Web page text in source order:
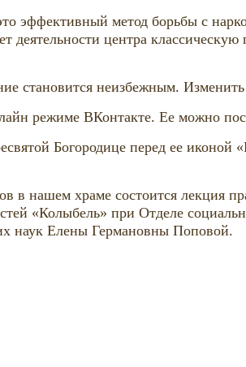
эффективный метод борьбы с
деятельности центра
становится неизбежным.
режиме ВКонтакте. Ее можно
Богородице перед ее
в нашем храме состоится лекция
«Колыбель» при Отделе
наук Елены Германовны Поповой.